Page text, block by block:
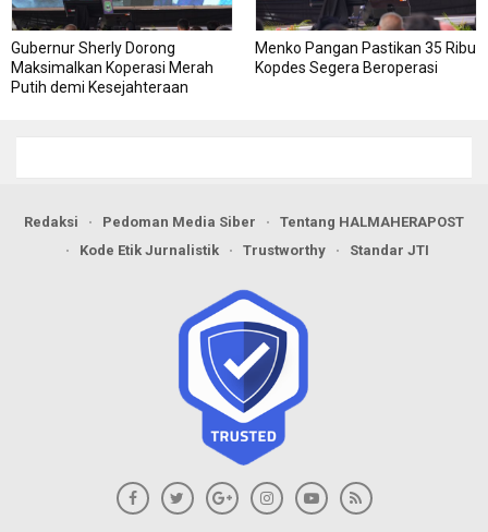
Gubernur Sherly Dorong
Maksimalkan Koperasi Merah
Putih demi Kesejahteraan
Menko Pangan Pastikan 35 Ribu
Kopdes Segera Beroperasi
Redaksi Pedoman Media Siber
Tentang HALMAHERAPOST
Kode Etik Jurnalistik
Trustworthy Standar JTI